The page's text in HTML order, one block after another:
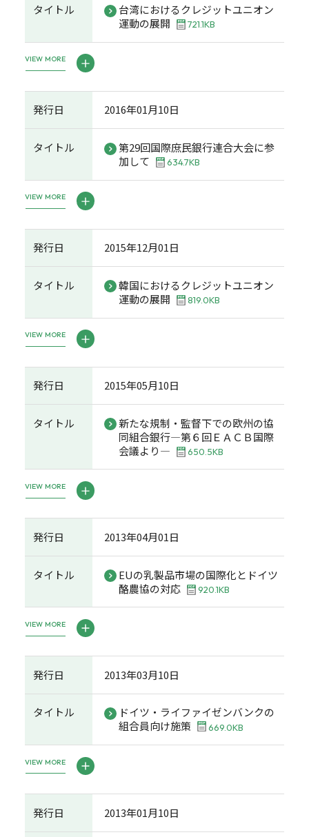
タイトル
台湾におけるクレジットユニオン
運動の展開
721.1KB
VIEW MORE
発行日 2016年01月10日
タイトル
第29回国際庶民銀行連合大会に参
加して
634.7KB
VIEW MORE
発行日 2015年12月01日
タイトル
韓国におけるクレジットユニオン
運動の展開
819.0KB
VIEW MORE
発行日 2015年05月10日
タイトル
新たな規制・監督下での欧州の協
同組合銀行―第６回ＥＡＣＢ国際
会議より―
650.5KB
VIEW MORE
発行日 2013年04月01日
タイトル
EUの乳製品市場の国際化とドイツ
酪農協の対応
920.1KB
VIEW MORE
発行日 2013年03月10日
タイトル
ドイツ・ライファイゼンバンクの
組合員向け施策
669.0KB
VIEW MORE
発行日 2013年01月10日